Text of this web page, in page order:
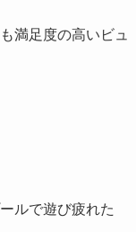
満足度の高いビュ
ルで遊び疲れた